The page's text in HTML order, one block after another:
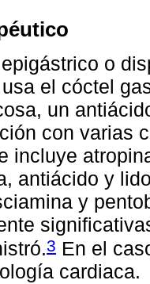
o
el cóctel
un
con varias
incluye
antiácido y
y
3 En el
cardiaca.